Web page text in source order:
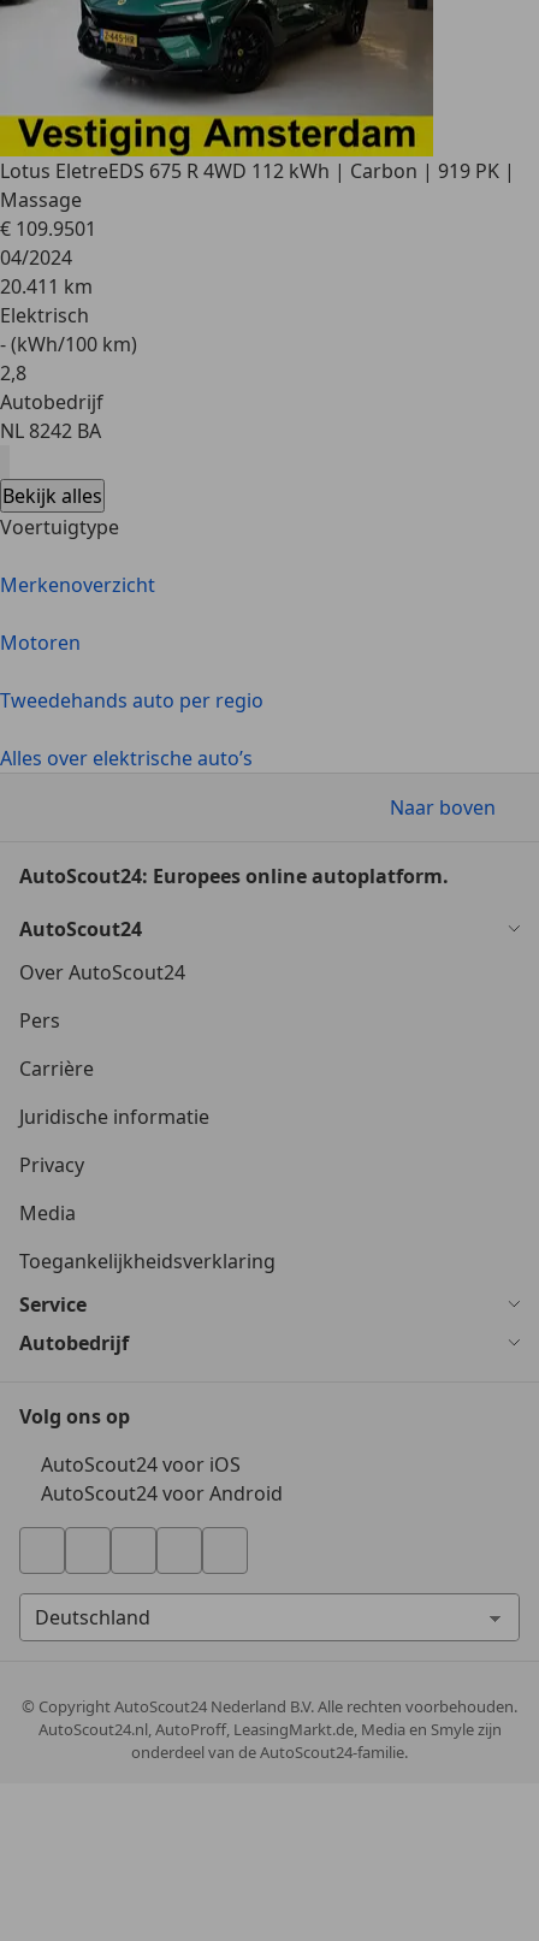
Lotus EletreEDS 675 R 4WD 112 kWh | Carbon | 919 PK |
Massage
€ 109.9501
04/2024
20.411 km
Elektrisch
- (kWh/100 km)
2,8
Autobedrijf
NL 8242 BA
Bekijk alles
Voertuigtype
Merkenoverzicht
Motoren
Tweedehands auto per regio
Alles over elektrische auto’s
Naar boven
AutoScout24: Europees online autoplatform.
AutoScout24
Over AutoScout24
Pers
Carrière
Juridische informatie
Privacy
Media
Toegankelijkheidsverklaring
Service
Autobedrijf
Volg ons op
AutoScout24 voor iOS
AutoScout24 voor Android
© CopyrightAutoScout24 Nederland B.V. Alle rechten voorbehouden.
AutoScout24.nl, AutoProff, LeasingMarkt.de, Media en Smyle zijn
onderdeel van de AutoScout24-familie.